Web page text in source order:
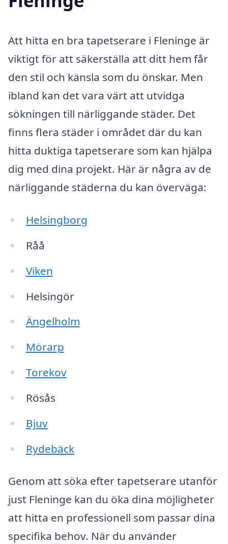
Att hitta en bra tapetserare i Fleninge är
viktigt för att säkerställa att ditt hem får
den stil och känsla som du önskar. Men
ibland kan det vara värt att utvidga
sökningen till närliggande städer. Det
finns flera städer i området där du kan
hitta duktiga tapetserare som kan hjälpa
dig med dina projekt. Här är några av de
närliggande städerna du kan överväga:
Helsingborg
Råå
Viken
Helsingör
Ängelholm
Mörarp
Torekov
Rösås
Bjuv
Rydebäck
Genom att söka efter tapetserare utanför
just Fleninge kan du öka dina möjligheter
att hitta en professionell som passar dina
specifika behov. När du använder